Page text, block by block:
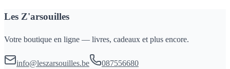
Les Z'arsouilles
Votre boutique en ligne — livres, cadeaux et plus encore.
info@leszarsouilles.be 087556680